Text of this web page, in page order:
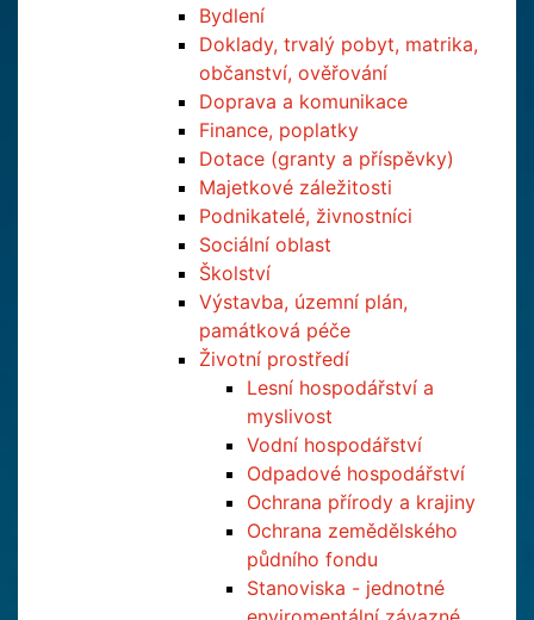
Bydlení
Doklady, trvalý pobyt, matrika,
občanství, ověřování
Doprava a komunikace
Finance, poplatky
Dotace (granty a příspěvky)
Majetkové záležitosti
Podnikatelé, živnostníci
Sociální oblast
Školství
Výstavba, územní plán,
památková péče
Životní prostředí
Lesní hospodářství a
myslivost
Vodní hospodářství
Odpadové hospodářství
Ochrana přírody a krajiny
Ochrana zemědělského
půdního fondu
Stanoviska - jednotné